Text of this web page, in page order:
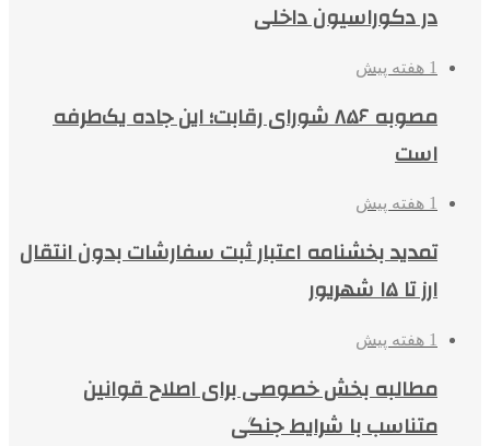
در دکوراسیون داخلی
1 هفته پیش
مصوبه ۸۵۶ شورای رقابت؛ این جاده یک‌طرفه
است
1 هفته پیش
تمدید بخشنامه اعتبار ثبت سفارشات بدون انتقال
ارز تا ۱۵ شهریور
1 هفته پیش
مطالبه بخش خصوصی برای اصلاح قوانین
متناسب با شرایط جنگی